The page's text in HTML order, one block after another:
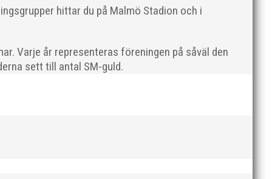
hittar du på Malmö Stadion och i
Varje år representeras föreningen på såväl den
sett till antal SM-guld.
nyårsafton. Formen är enkel, ett eller två varv